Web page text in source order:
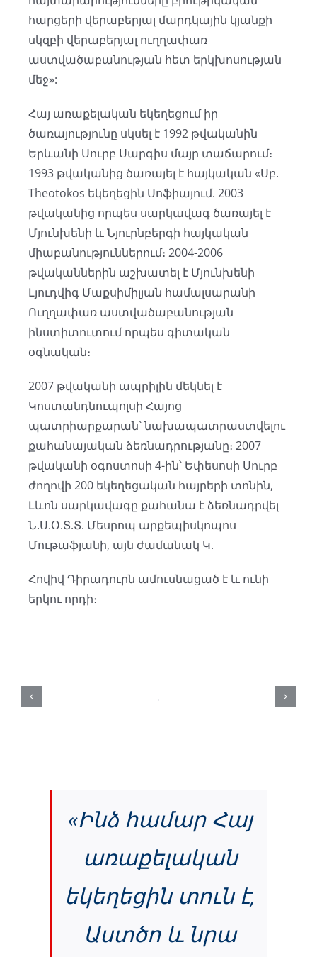
հարցերի վերաբերյալ մարդկային կյանքի
սկզբի վերաբերյալ ուղղափառ
աստվածաբանության հետ երկխոսության
մեջ»:
Հայ առաքելական եկեղեցում իր
ծառայությունը սկսել է 1992 թվականին
Երևանի Սուրբ Սարգիս մայր տաճարում։
1993 թվականից ծառայել է հայկական «Սբ.
Theotokos եկեղեցին Սոֆիայում. 2003
թվականից որպես սարկավագ ծառայել է
Մյունխենի և Նյուրնբերգի հայկական
միաբանություններում։ 2004-2006
թվականներին աշխատել է Մյունխենի
Լյուդվիգ Մաքսիմիլյան համալսարանի
Ուղղափառ աստվածաբանության
ինստիտուտում որպես գիտական
օգնական։
2007 թվականի ապրիլին մեկնել է
Կոստանդնուպոլսի Հայոց
պատրիարքարան՝ նախապատրաստվելու
քահանայական ձեռնադրությանը։ 2007
թվականի օգոստոսի 4-ին՝ Եփեսոսի Սուրբ
ժողովի 200 եկեղեցական հայրերի տոնին,
Լևոն սարկավագը քահանա է ձեռնադրվել
Ն.Ս.Օ.Տ.Տ. Մեսրոպ արքեպիսկոպոս
Մութաֆյանի, այն ժամանակ Կ.
Հովիվ Դիրադուրն ամուսնացած է և ունի
երկու որդի։
«Ինձ համար Հայ
առաքելական
եկեղեցին տուն է,
Աստծո և նրա